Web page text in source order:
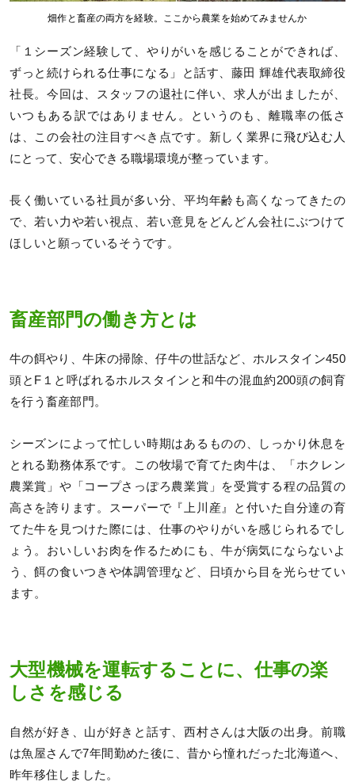
畑作と畜産の両方を経験。ここから農業を始めてみませんか
「１シーズン経験して、やりがいを感じることができれば、
ずっと続けられる仕事になる」と話す、藤田 輝雄代表取締役
社長。今回は、スタッフの退社に伴い、求人が出ましたが、
いつもある訳ではありません。というのも、離職率の低さ
は、この会社の注目すべき点です。新しく業界に飛び込む人
にとって、安心できる職場環境が整っています。
長く働いている社員が多い分、平均年齢も高くなってきたの
で、若い力や若い視点、若い意見をどんどん会社にぶつけて
ほしいと願っているそうです。
畜産部門の働き方とは
牛の餌やり、牛床の掃除、仔牛の世話など、ホルスタイン450
頭とF１と呼ばれるホルスタインと和牛の混血約200頭の飼育
を行う畜産部門。
シーズンによって忙しい時期はあるものの、しっかり休息を
とれる勤務体系です。この牧場で育てた肉牛は、「ホクレン
農業賞」や「コープさっぽろ農業賞」を受賞する程の品質の
高さを誇ります。スーパーで『上川産』と付いた自分達の育
てた牛を見つけた際には、仕事のやりがいを感じられるでし
ょう。おいしいお肉を作るためにも、牛が病気にならないよ
う、餌の食いつきや体調管理など、日頃から目を光らせてい
ます。
大型機械を運転することに、仕事の楽
しさを感じる
自然が好き、山が好きと話す、西村さんは大阪の出身。前職
は魚屋さんで7年間勤めた後に、昔から憧れだった北海道へ、
昨年移住しました。